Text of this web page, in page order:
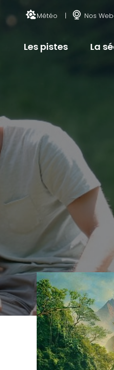
Météo Nos
Les pistes La